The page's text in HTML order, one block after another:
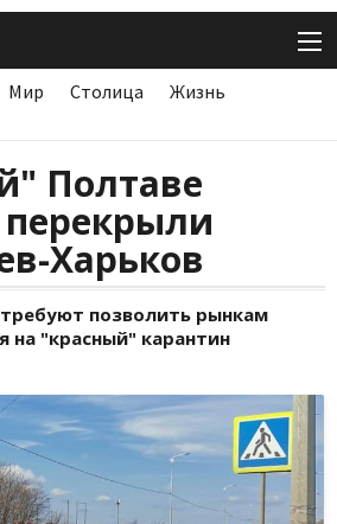
Мир Столица
Жизнь
Полтаве
Харьков
позволить рынкам
на "красный" карантин